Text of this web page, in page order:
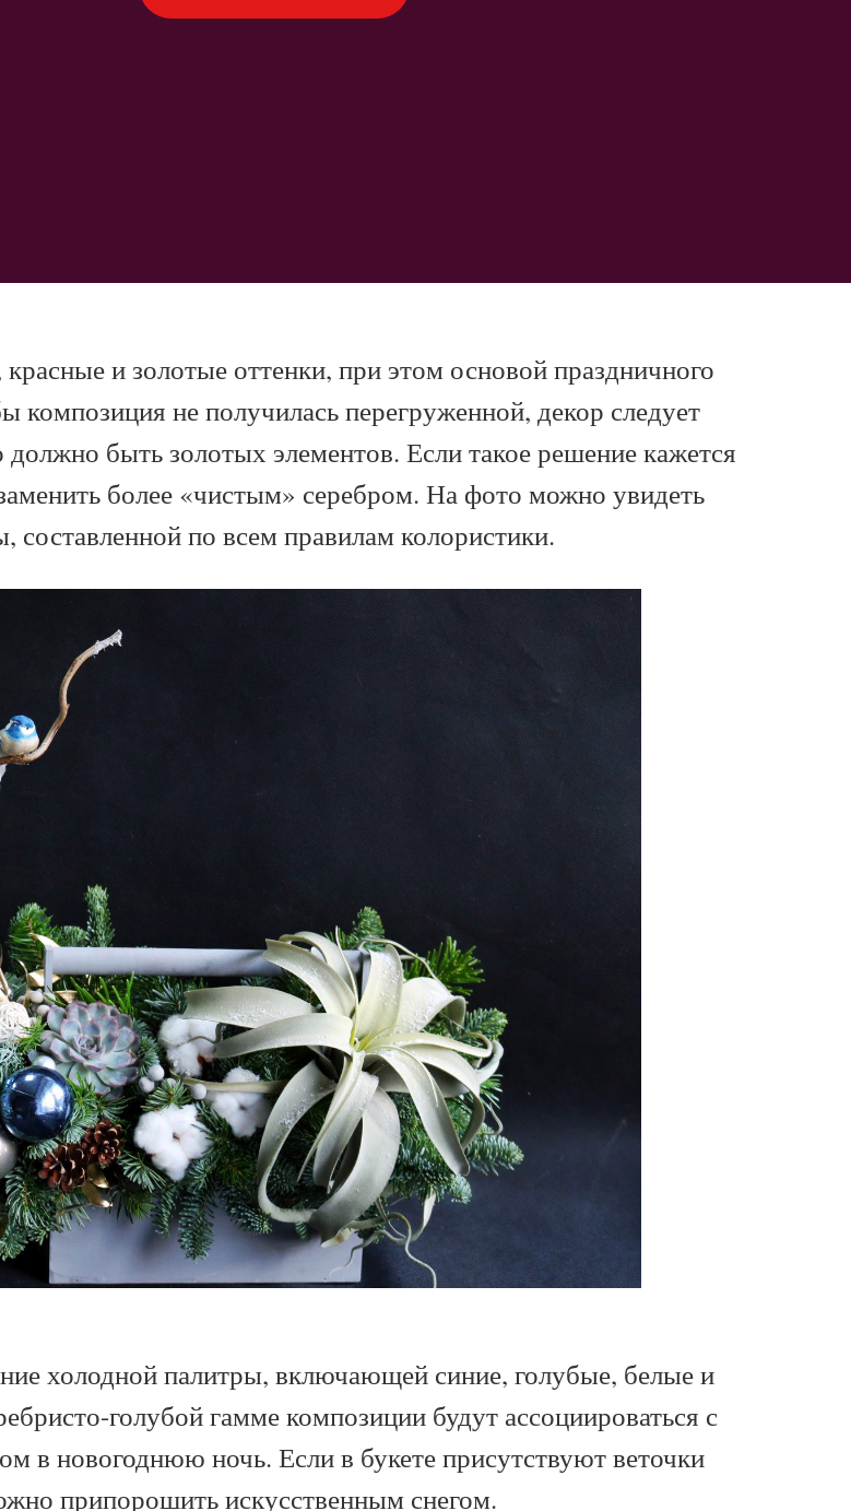
и золотые оттенки, при этом основой праздничного
композиция не получилась перегруженной, декор следует
быть золотых элементов. Если такое решение кажется
более «чистым» серебром. На фото можно увидеть
составленной по всем правилам колористики.
холодной палитры, включающей синие, голубые, белые и
голубой гамме композиции будут ассоциироваться с
в новогоднюю ночь. Если в букете присутствуют веточки
припорошить искусственным снегом.